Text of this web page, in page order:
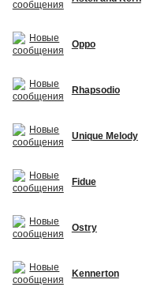
Oppo
Rhapsodio
Unique Melody
Fidue
Ostry
Kennerton